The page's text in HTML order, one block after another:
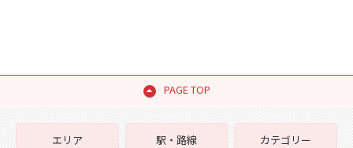
PAGE TOP
エリア
駅・路線
カテゴリー